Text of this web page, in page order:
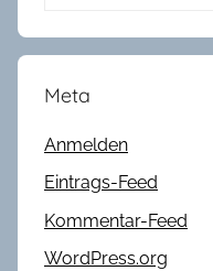
Meta
Anmelden
Eintrags-Feed
Kommentar-Feed
WordPress.org